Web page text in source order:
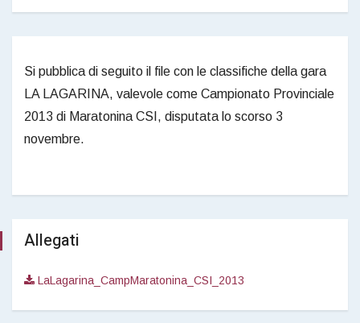
Si pubblica di seguito il file con le classifiche della gara
LA LAGARINA, valevole come Campionato Provinciale
2013 di Maratonina CSI, disputata lo scorso 3
novembre.
Allegati
LaLagarina_CampMaratonina_CSI_2013